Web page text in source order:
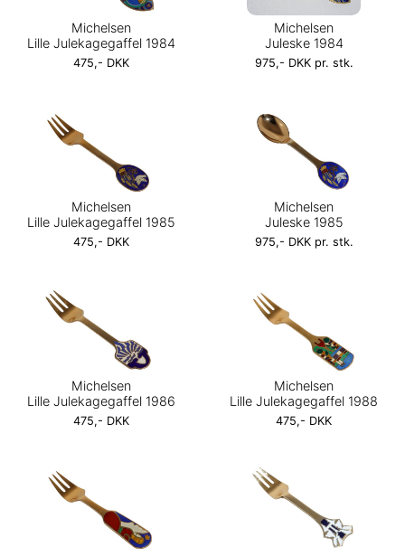
Michelsen
Lille Julekagegaffel 1984
475,- DKK
Michelsen
Juleske 1984
975,- DKK pr. stk.
Michelsen
Lille Julekagegaffel 1985
475,- DKK
Michelsen
Juleske 1985
975,- DKK pr. stk.
Michelsen
Lille Julekagegaffel 1986
475,- DKK
Michelsen
Lille Julekagegaffel 1988
475,- DKK